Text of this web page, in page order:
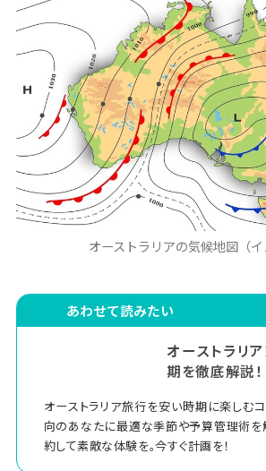
市内のカフェ文化と食の
オーストラリア観光のお土産
イド
人気のお土産
おすすめショッピングス
オーストラリア観光における
ス情報
国際線・国内線アクセス
市内交通
トラベル・スタンダード・ジャ
お客様の声から見るオー
トラベル・スタンダード
み
オーストラリアの気候地図（イ
あわせて読みたい
オーストラリ
期を徹底解説！
オーストラリア旅行を安い時期に楽しむ
向のあなたに最適な季節や予算管理術を
約して素敵な体験を。今すぐ計画を！